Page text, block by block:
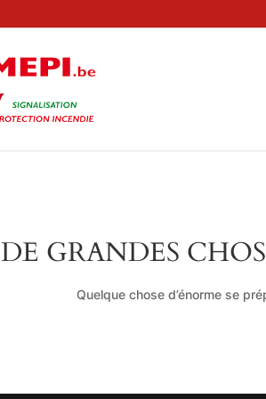
DE GRANDES
Quelque chose d’énorme se